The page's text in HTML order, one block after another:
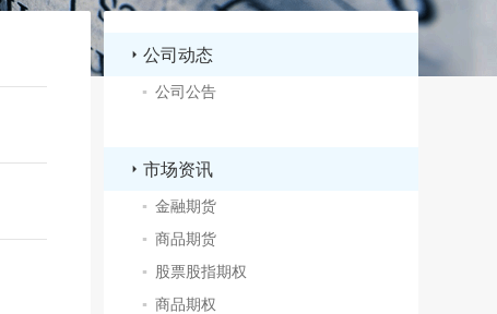
公司动态
▪ 公司公告
市场资讯
▪ 金融期货
▪ 商品期货
▪ 股票股指期权
▪ 商品期权